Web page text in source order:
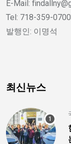
E-Mail:
Tel: 718-359-0700
발행인: 이명석
최신뉴스